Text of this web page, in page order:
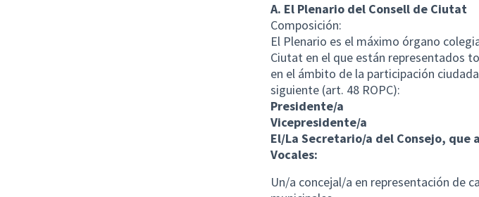
A. El Plenario del Consell de Ciutat
Composición:
El Plenario es el máximo órgano
Ciutat en el que están representados
en el ámbito de la participación
siguiente (art. 48 ROPC):
Presidente/a
Vicepresidente/a
El/La Secretario/a del Consejo, que
Vocales:
Un/a concejal/a en representación de